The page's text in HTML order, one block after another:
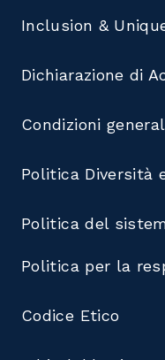
Inclusion &
Dichiarazione di
Condizioni
Politica Diversità
Politica del
Politica per la
Codice Etico